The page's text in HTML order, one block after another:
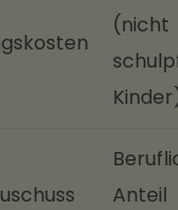
(nicht
Anteil